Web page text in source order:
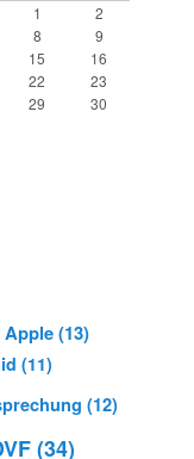
1
2
8
9
15
16
22
23
29
30
Apple(13)
(11)
(12)
(34)